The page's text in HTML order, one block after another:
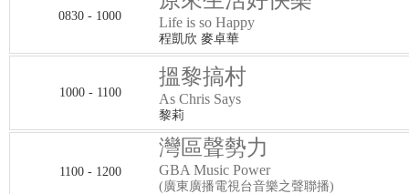
0830 - 1000 Life is so Happy
程凱欣 麥卓華
1000 - 1100
搵黎搞村
As Chris Says
黎莉
1100 - 1200
灣區聲勢力
GBA Music Power
(廣東廣播電視台音樂之聲聯播)